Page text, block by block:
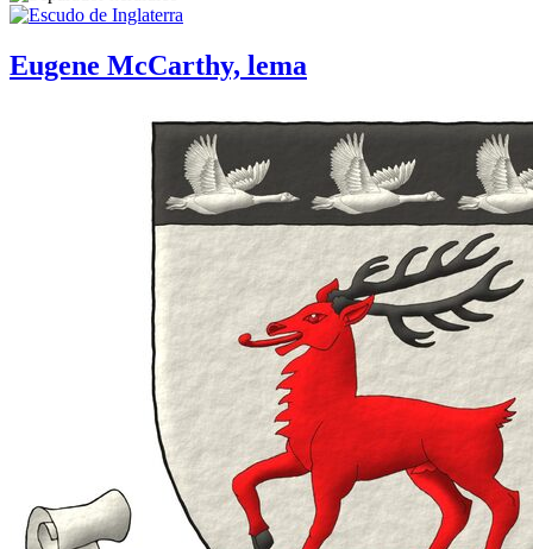
Eugene McCarthy, lema